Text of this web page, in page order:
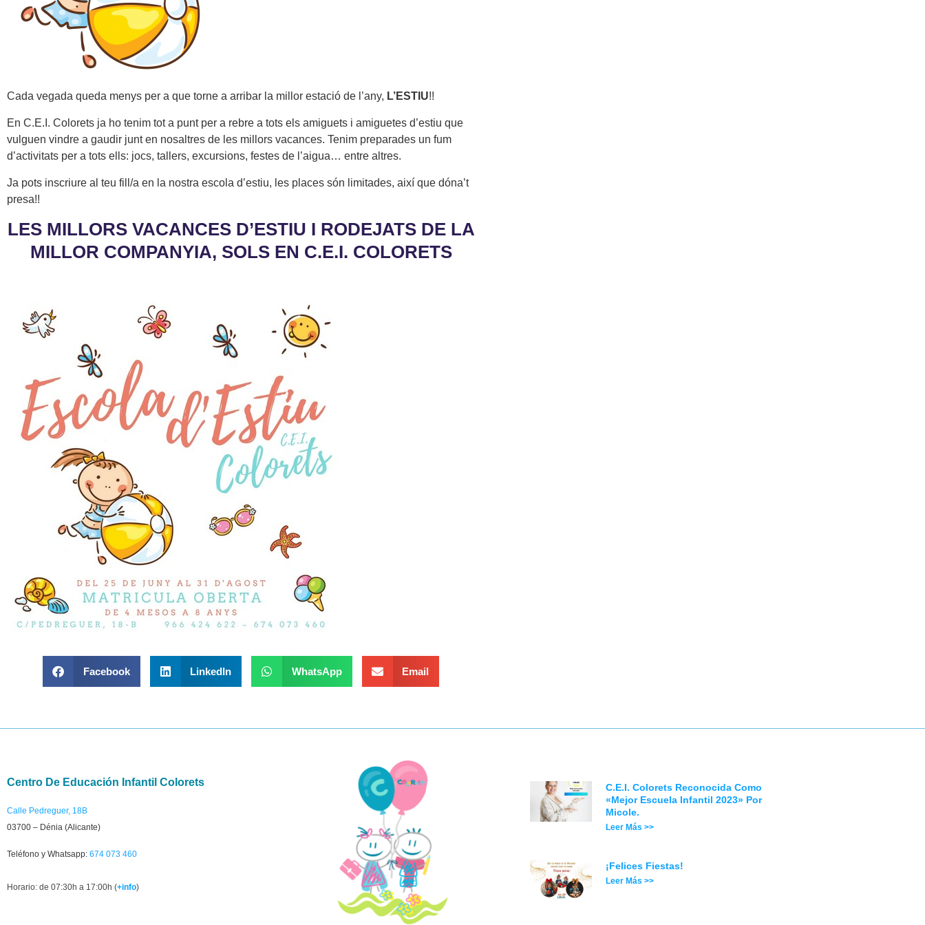
Cada vegada queda menys per a que torne a arribar la millor estació de l’any, L’ESTIU!!
En C.E.I. Colorets ja ho tenim tot a punt per a rebre a tots els amiguets i amiguetes d’estiu que
vulguen vindre a gaudir junt en nosaltres de les millors vacances. Tenim preparades un fum
d’activitats per a tots ells: jocs, tallers, excursions, festes de l’aigua… entre altres.
Ja pots inscriure al teu fill/a en la nostra escola d’estiu, les places són limitades, així que dóna’t
presa!!
LES MILLORS VACANCES D’ESTIU I RODEJATS DE LA
MILLOR COMPANYIA, SOLS EN C.E.I. COLORETS
Facebook LinkedIn WhatsApp Email
Centro De Educación Infantil Colorets
Calle Pedreguer, 18B
03700 – Dénia (Alicante)
Teléfono y Whatsapp: 674 073 460
Horario: de 07:30h a 17:00h (+info)
C.E.I. Colorets Reconocida Como
«Mejor Escuela Infantil 2023» Por
Micole.
Leer Más >>
¡Felices Fiestas!
Leer Más >>